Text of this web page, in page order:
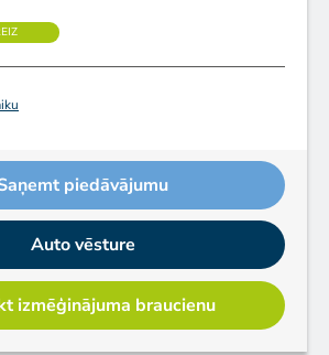
piedāvājumu
Auto vēsture
izmēģinājuma braucienu